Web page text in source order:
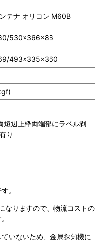
テナ オリコン M60B
530×366×86
493×335×360
短辺上枠両端部にラベル剥
り
。
なりますので、物流コストの
いないため、金属探知機に